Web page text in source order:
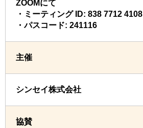
ZOOMにて
・ミーティング ID: 838 7712 4108
・パスコード: 241116
主催
シンセイ株式会社
協賛